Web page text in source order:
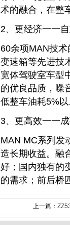
术的融合，在整
2、更经济一一
60余项MAN技术
变速箱等先进技
宽体驾驶室车型
的优良品质，噪
低整车油耗5%以
3、更高效一一
MAN MC系列发
造长期收益。融
好；国内独有的
的需求；前后桥
上一篇：